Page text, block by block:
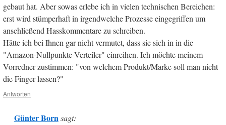
gebaut hat. Aber sowas erlebe ich in vielen technischen Bereichen:
erst wird stümperhaft in irgendwelche Prozesse eingegriffen um
anschließend Hasskommentare zu schreiben.
Hätte ich bei Ihnen gar nicht vermutet, dass sie sich in in die
"Amazon-Nullpunkte-Verteiler" einreihen. Ich möchte meinem
Vorredner zustimmen: "von welchem Produkt/Marke soll man nicht
die Finger lassen?"
Antworten
Günter Born sagt: